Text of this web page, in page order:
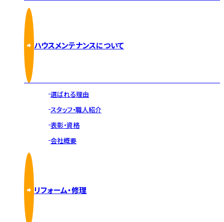
ハウスメンテナンスについて
選ばれる理由
スタッフ・職人紹介
表彰・資格
会社概要
リフォーム・修理